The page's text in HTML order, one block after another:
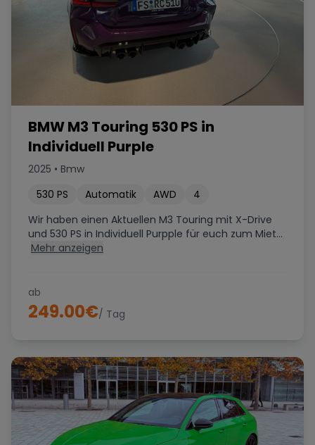
BMW M3 Touring 530 PS in
Individuell Purple
2025 • Bmw
530 PS Automatik AWD
4
Wir haben einen Aktuellen M3 Touring mit X-Drive
und 530 PS in Individuell Purpple für euch zum Miet...
Mehr anzeigen
ab
249.00€/ Tag